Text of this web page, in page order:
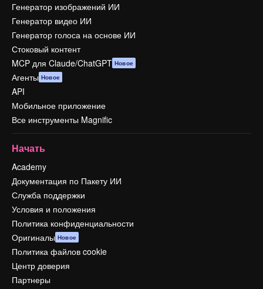
Генератор изображений ИИ
Генератор видео ИИ
Генератор голоса на основе ИИ
Стоковый контент
MCP для Claude/ChatGPT Новое
Агенты Новое
API
Мобильное приложение
Все инструменты Magnific
Начать
Academy
Документация по Пакету ИИ
Служба поддержки
Условия и положения
Политика конфиденциальности
Оригиналы Новое
Политика файлов cookie
Центр доверия
Партнеры